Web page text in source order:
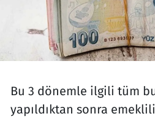
Bu 3 dönemle ilgili tüm
yapıldıktan sonra